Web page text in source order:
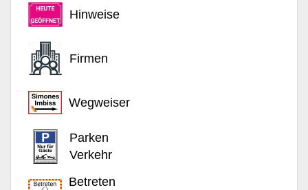
Hinweise
Firmen
Wegweiser
Parken
Verkehr
Betreten